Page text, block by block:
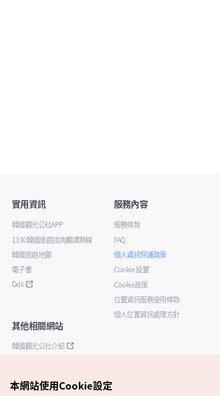
實用資訊
韓國觀光公社APP
1330韓國旅遊諮詢翻譯熱線
韓國旅遊地圖
電子書
Odii
服務內容
服務條款
FAQ
個人資訊保護政策
Cookie 設置
Cookie政策
位置資訊服務使用條款
個人位置資訊處理方針
其他相關網站
韓國觀光公社介紹
本網站使用Cookie設定